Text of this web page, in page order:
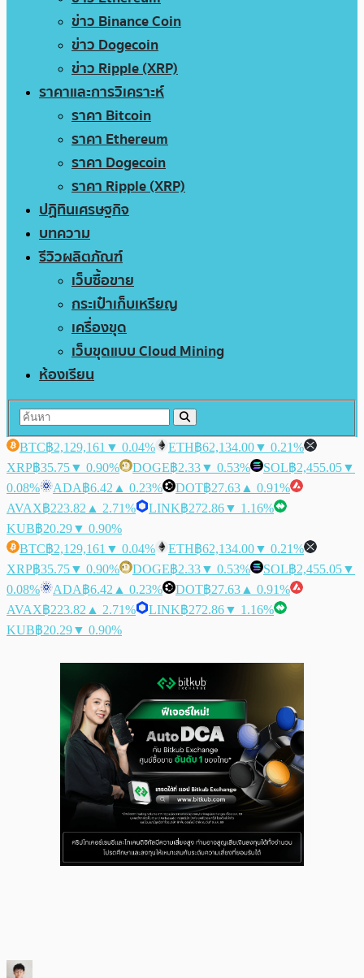
ข่าว Binance Coin
ข่าว Dogecoin
ข่าว Ripple (XRP)
ราคาและการวิเคราะห์
ราคา Bitcoin
ราคา Ethereum
ราคา Dogecoin
ราคา Ripple (XRP)
ปฏิทินเศรษฐกิจ
บทความ
รีวิวผลิตภัณฑ์
เว็บซื้อขาย
กระเป๋าเก็บเหรียญ
เครื่องขุด
เว็บขุดแบบ Cloud Mining
ห้องเรียน
BTC฿2,129,161 ▼ 0.04% ETH฿62,134.00▼ 0.21%
XRP฿35.75▼ 0.90% DOGE฿2.33▼ 0.53% SOL฿2,455.05▼
0.08%
ADA฿6.42 ▲ 0.23% DOT฿27.63 ▲ 0.91%
AVAX฿223.82 ▲ 2.71% LINK฿272.86▼ 1.16%
KUB฿20.29▼ 0.90%
BTC฿2,129,161 ▼ 0.04% ETH฿62,134.00▼ 0.21%
XRP฿35.75▼ 0.90% DOGE฿2.33▼ 0.53% SOL฿2,455.05▼
0.08%
ADA฿6.42 ▲ 0.23% DOT฿27.63 ▲ 0.91%
AVAX฿223.82 ▲ 2.71% LINK฿272.86▼ 1.16%
KUB฿20.29▼ 0.90%